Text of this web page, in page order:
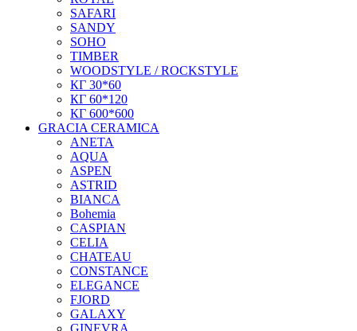
SAFARI
SANDY
SOHO
TIMBER
WOODSTYLE / ROCKSTYLE
КГ 30*60
КГ 60*120
КГ 600*600
GRACIA CERAMICA
ANETA
AQUA
ASPEN
ASTRID
BIANCA
Bohemia
CASPIAN
CELIA
CHATEAU
CONSTANCE
ELEGANCE
FJORD
GALAXY